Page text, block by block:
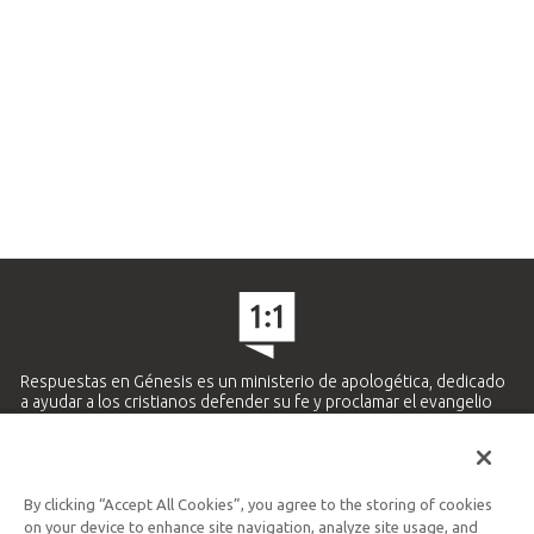
Respuestas en Génesis es un ministerio de apologética, dedicado
a ayudar a los cristianos defender su fe y proclamar el evangelio
Ministerio Hispano y Latinoamericano
By clicking “Accept All Cookies”, you agree to the storing of cookies
on your device to enhance site navigation, analyze site usage, and